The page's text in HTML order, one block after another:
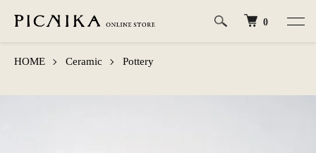
0
HOME Ceramic Pottery